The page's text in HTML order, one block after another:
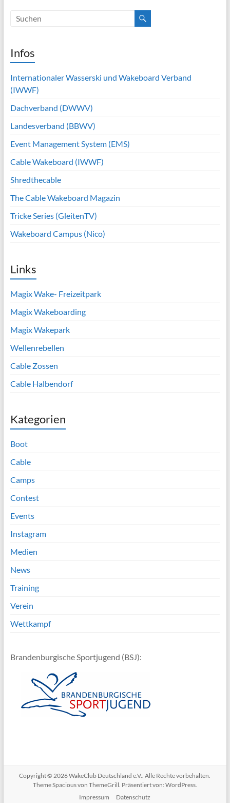
Infos
Internationaler Wasserski und Wakeboard Verband
(IWWF)
Dachverband (DWWV)
Landesverband (BBWV)
Event Management System (EMS)
Cable Wakeboard (IWWF)
Shredthecable
The Cable Wakeboard Magazin
Tricke Series (GleitenTV)
Wakeboard Campus (Nico)
Links
Magix Wake- Freizeitpark
Magix Wakeboarding
Magix Wakepark
Wellenrebellen
Cable Zossen
Cable Halbendorf
Kategorien
Boot
Cable
Camps
Contest
Events
Instagram
Medien
News
Training
Verein
Wettkampf
Brandenburgische Sportjugend (BSJ):
Copyright © 2026WakeClub Deutschland e.V. . Alle Rechte vorbehalten.
ThemeSpaciousvon ThemeGrill. Präsentiert von: WordPress.
Impressum
Datenschutz